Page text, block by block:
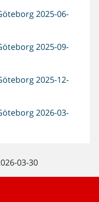
2025-06-
2025-09-
2025-12-
2026-03-
03-30